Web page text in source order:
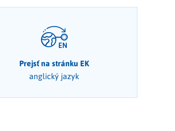
Prejsť na stránku EK
anglický jazyk